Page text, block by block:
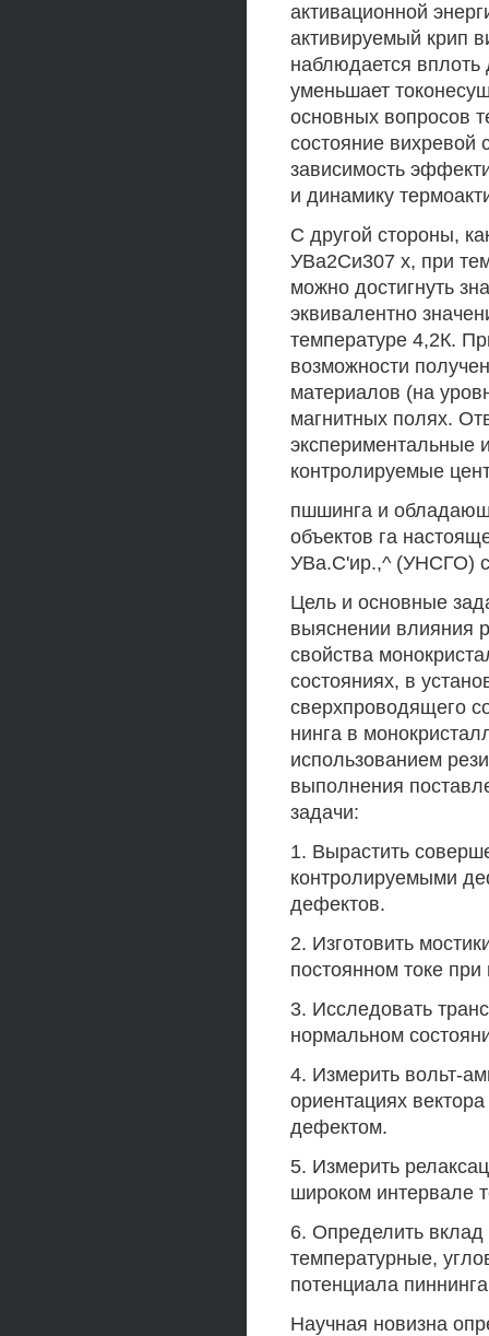
активационной
активируемый крип
наблюдается вплоть
уменьшает
основных вопросов
состояние вихревой
зависимость
и динамику
С другой стороны,
УВа2Си307 х, при
можно достигнуть
эквивалентно
температуре 4,2К.
возможности
материалов (на
магнитных полях.
экспериментальные
контролируемые
пшшинга и
объектов га
УВа.С'ир.,^ (УНСГО)
Цель и основные
выяснении влияния
свойства
состояниях, в
сверхпроводящего
нинга в
использованием
выполнения
задачи:
1. Вырастить
контролируемыми
дефектов.
2. Изготовить
постоянном токе при
3. Исследовать
нормальном
4. Измерить вольт-
ориентациях
дефектом.
5. Измерить
широком интервале
6. Определить
температурные,
потенциала
Научная новизна